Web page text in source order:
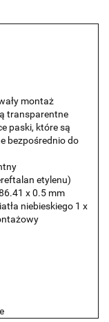
montaż
transparentne
paski, które są
bezpośrednio do
etylenu)
x 0.5 mm
niebieskiego 1 x